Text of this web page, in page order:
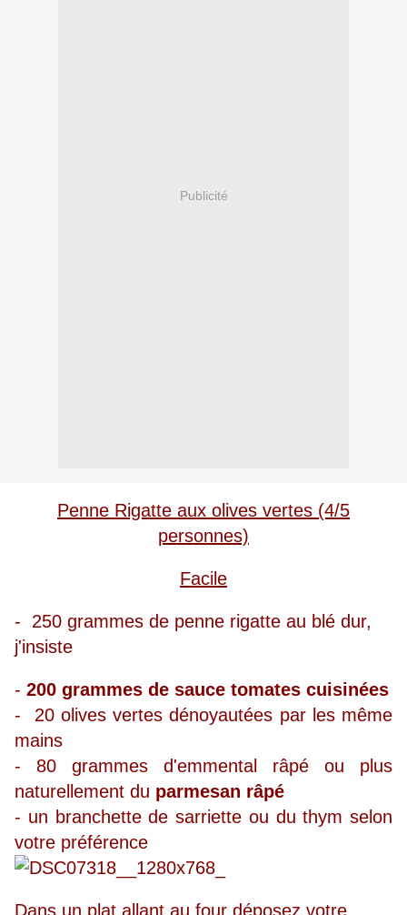
Publicité
Penne Rigatte aux olives vertes (4/5
personnes)
Facile
- 250 grammes de penne rigatte au blé dur,
j'insiste
- 200 grammes de sauce tomates cuisinées
- 20 olives vertes dénoyautées par les même
mains
- 80 grammes d'emmental râpé ou plus
naturellement du parmesan râpé
- un branchette de sarriette ou du thym selon
votre préférence
Dans un plat allant au four déposez votre